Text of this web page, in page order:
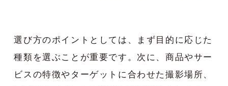
選び方のポイントとしては、まず目的に応じた
種類を選ぶことが重要です。次に、商品やサー
ビスの特徴やターゲットに合わせた撮影場所、